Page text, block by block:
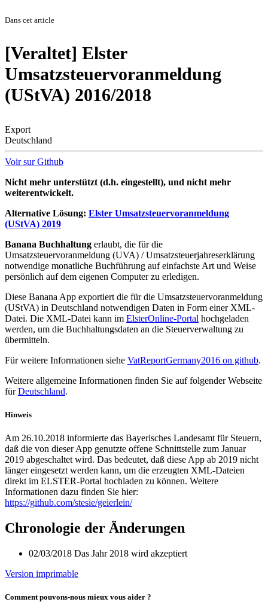
Dans cet article
[Veraltet] Elster
Umsatzsteuervoranmeldung
(UStVA) 2016/2018
Export
Deutschland
Voir sur Github
Nicht mehr unterstützt (d.h. eingestellt), und nicht mehr
weiterentwickelt.
Alternative Lösung: Elster Umsatzsteuervoranmeldung
(UStVA) 2019
Banana Buchhaltung erlaubt, die für die
Umsatzsteuervoranmeldung (UVA) / Umsatzsteuerjahreserklärung
notwendige monatliche Buchführung auf einfachste Art und Weise
persönlich auf dem eigenen Computer zu erledigen.
Diese Banana App exportiert die für die Umsatzsteuervoranmeldung
(UStVA) in Deutschland notwendigen Daten in Form einer XML-
Datei. Die XML-Datei kann im ElsterOnline-Portal hochgeladen
werden, um die Buchhaltungsdaten an die Steuerverwaltung zu
übermitteln.
Für weitere Informationen siehe VatReportGermany2016 on github.
Weitere allgemeine Informationen finden Sie auf folgender Webseite
fürDeutschland.
Hinweis
Am 26.10.2018 informierte das Bayerisches Landesamt für Steuern,
daß die von dieser App genutzte offene Schnittstelle zum Januar
2019 abgeschaltet wird. Das bedeutet, daß diese App ab 2019 nicht
länger eingesetzt werden kann, um die erzeugten XML-Dateien
direkt im ELSTER-Portal hochladen zu können. Weitere
Informationen dazu finden Sie hier:
https://github.com/stesie/geierlein/
Chronologie der Änderungen
02/03/2018 Das Jahr 2018 wird akzeptiert
Version imprimable
Comment pouvons-nous mieux vous aider ?